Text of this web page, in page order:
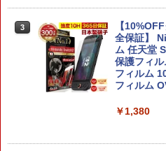
3
【
全保証】
ム 任天堂
保護フィ
フィルム
フィルム
￥1,380